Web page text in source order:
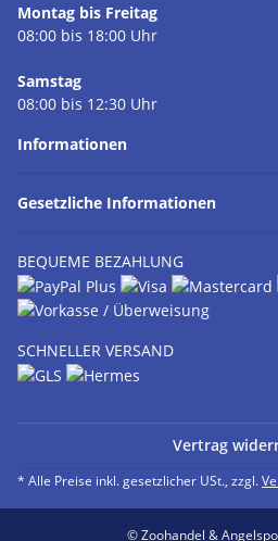
Montag bis Freitag
08:00 bis 18:00 Uhr
Samstag
08:00 bis 12:30 Uhr
Informationen
Gesetzliche Informationen
BEQUEME BEZAHLUNG
SCHNELLER VERSAND
Vertrag
* Alle Preise inkl. gesetzlicher USt., zzgl.
© Zoohandel &